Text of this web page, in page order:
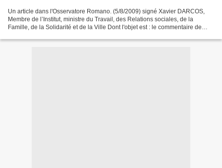
Un article dans l'Osservatore Romano. (5/8/2009) signé Xavier DARCOS,
Membre de l’Institut, ministre du Travail, des Relations sociales, de la
Famille, de la Solidarité et de la Ville Dont l'objet est : le commentaire de